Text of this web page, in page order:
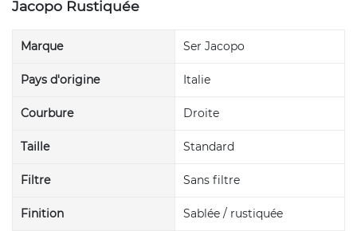
Jacopo Rustiquée
Marque Ser Jacopo
Pays d'origine Italie
Courbure Droite
Taille Standard
Filtre Sans filtre
Finition Sablée / rustiquée